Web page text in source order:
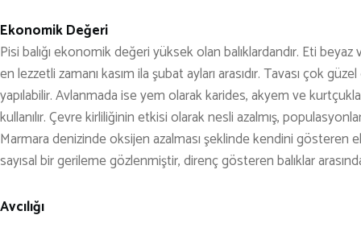
Ekonomik Değeri
Pisi balığı ekonomik değeri yüksek olan balıklardandır. Eti beyaz
en lezzetli zamanı kasım ila şubat ayları arasıdır. Tavası çok
yapılabilir. Avlanmada ise yem olarak karides, akyem ve
kullanılır. Çevre kirliliğinin etkisi olarak nesli azalmış,
Marmara denizinde oksijen azalması şeklinde kendini gösteren
sayısal bir gerileme gözlenmiştir, direnç gösteren balıklar
Avcılığı